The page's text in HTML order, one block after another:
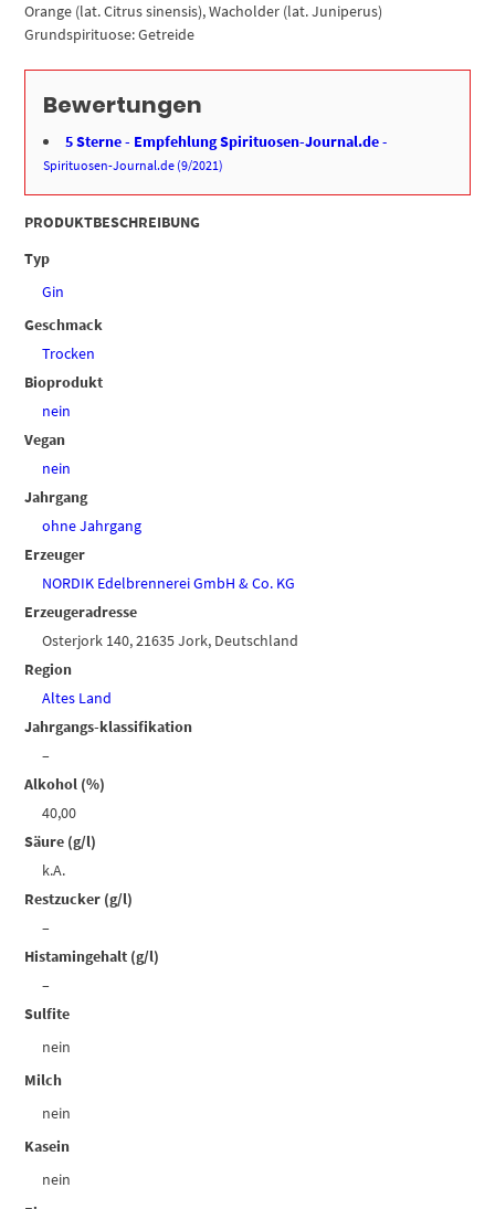
Orange (lat. Citrus sinensis), Wacholder (lat. Juniperus)
Grundspirituose: Getreide
Bewertungen
5 Sterne - Empfehlung Spirituosen-Journal.de-
Spirituosen-Journal.de (9/2021)
PRODUKTBESCHREIBUNG
Typ
Gin
Geschmack
Trocken
Bioprodukt
nein
Vegan
nein
Jahrgang
ohne Jahrgang
Erzeuger
NORDIK Edelbrennerei GmbH & Co. KG
Erzeugeradresse
Osterjork 140, 21635 Jork, Deutschland
Region
Altes Land
Jahrgangs-klassifikation
–
Alkohol (%)
40,00
Säure (g/l)
k.A.
Restzucker (g/l)
–
Histamingehalt (g/l)
–
Sulfite
nein
Milch
nein
Kasein
nein